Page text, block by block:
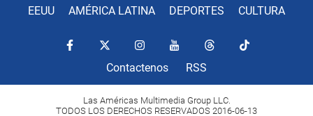
EEUU AMÉRICA LATINA DEPORTES CULTURA
Contactenos RSS
Las Américas Multimedia Group LLC.
TODOS LOS DERECHOS RESERVADOS 2016-06-13